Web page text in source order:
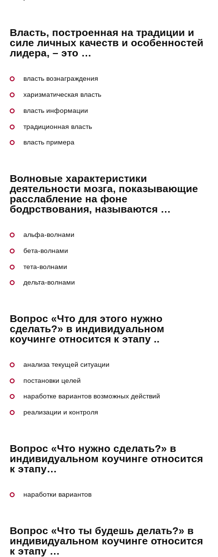
Власть, построенная на традиции и
силе личных качеств и особенностей
лидера, – это …
власть вознаграждения
харизматическая власть
власть информации
традиционная власть
власть примера
Волновые характеристики
деятельности мозга, показывающие
расслабление на фоне
бодрствования, называются …
альфа-волнами
бета-волнами
тета-волнами
дельта-волнами
Вопрос «Что для этого нужно
сделать?» в индивидуальном
коучинге относится к этапу ..
анализа текущей ситуации
постановки целей
наработке вариантов возможных действий
реализации и контроля
Вопрос «Что нужно сделать?» в
индивидуальном коучинге относится
к этапу…
наработки вариантов
Вопрос «Что ты будешь делать?» в
индивидуальном коучинге относится
к этапу …